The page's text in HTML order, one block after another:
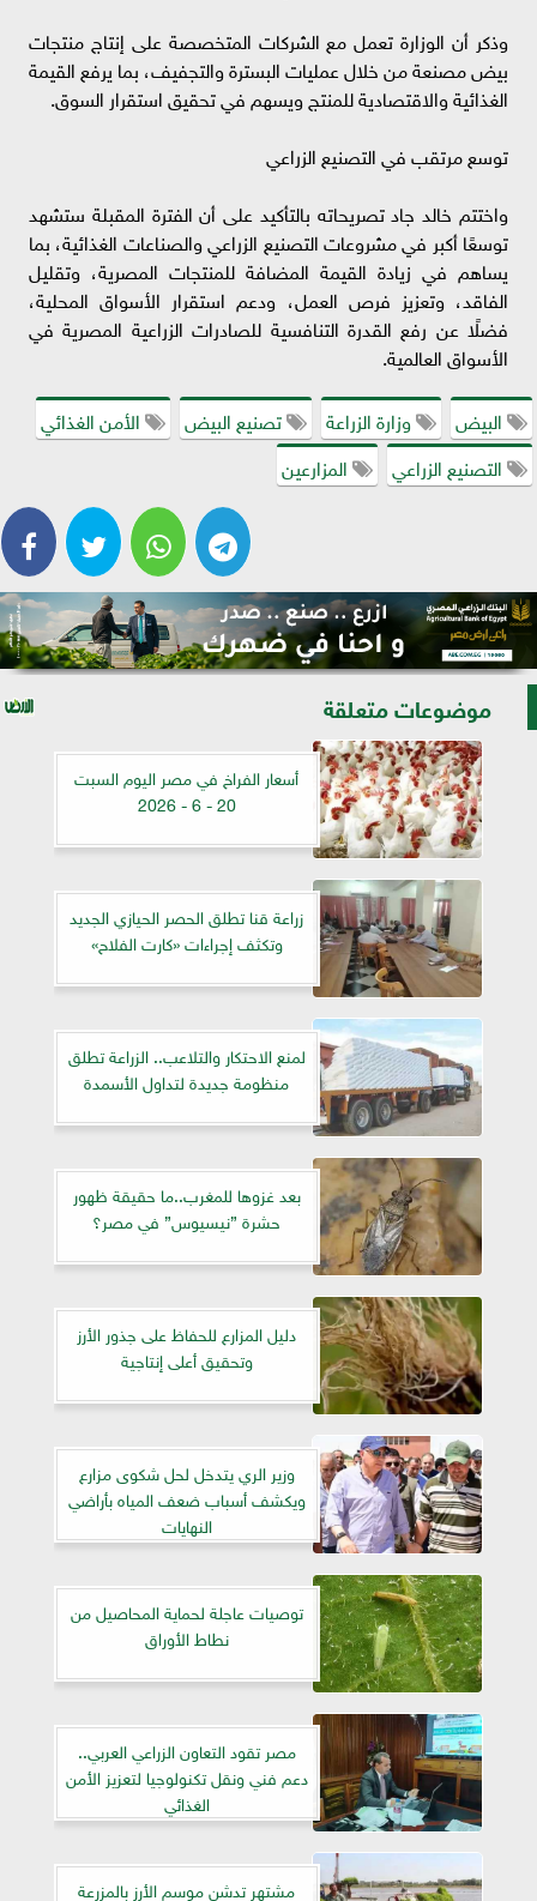
وذكر أن الوزارة تعمل مع الشركات المتخصصة على إنتاج منتجات
بيض مصنعة من خلال عمليات البسترة والتجفيف، بما يرفع القيمة
الغذائية والاقتصادية للمنتج ويسهم في تحقيق استقرار السوق.
توسع مرتقب في التصنيع الزراعي
واختتم خالد جاد تصريحاته بالتأكيد على أن الفترة المقبلة ستشهد
توسعًا أكبر في مشروعات التصنيع الزراعي والصناعات الغذائية، بما
يساهم في زيادة القيمة المضافة للمنتجات المصرية، وتقليل
الفاقد، وتعزيز فرص العمل، ودعم استقرار الأسواق المحلية،
فضلًا عن رفع القدرة التنافسية للصادرات الزراعية المصرية في
الأسواق العالمية.
البيض
وزارة الزراعة تصنيع البيض
الأمن الغذائي
التصنيع الزراعي
المزارعين
موضوعات متعلقة
أسعار الفراخ في مصر اليوم السبت
20 - 6 - 2026
زراعة قنا تطلق الحصر الحيازي الجديد
وتكثف إجراءات «كارت الفلاح»
لمنع الاحتكار والتلاعب.. الزراعة تطلق
منظومة جديدة لتداول الأسمدة
​بعد غزوها للمغرب..ما حقيقة ظهور
حشرة ”نيسيوس” في مصر؟
دليل المزارع للحفاظ على جذور الأرز
وتحقيق أعلى إنتاجية
وزير الري يتدخل لحل شكوى مزارع
ويكشف أسباب ضعف المياه بأراضي
النهايات
توصيات عاجلة لحماية المحاصيل من
نطاط الأوراق
مصر تقود التعاون الزراعي العربي..
دعم فني ونقل تكنولوجيا لتعزيز الأمن
الغذائي
مشتهر تدشن موسم الأرز بالمزرعة